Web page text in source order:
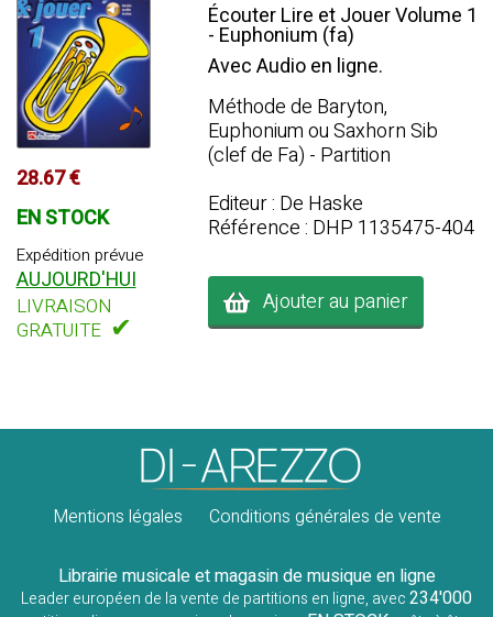
28.67 €
EN STOCK
Expédition prévue
AUJOURD'HUI
LIVRAISON
GRATUITE ✔
Écouter Lire et Jouer Volume 1
- Euphonium (fa)
Avec Audio en ligne.
Méthode de Baryton,
Euphonium ou Saxhorn Sib
(clef de Fa) - Partition
Editeur : De Haske
Référence : DHP 1135475-404
Ajouter au panier
Mentions légales Conditions générales de vente
Librairie musicale et magasin de musique en ligne
Leader européen de la vente de partitions en ligne, avec234'000